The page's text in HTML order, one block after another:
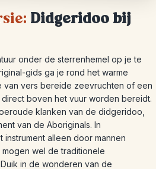
Didgeridoo bij
onder de sterrenhemel op je te
gids ga je rond het warme
van vers bereide zeevruchten of een
boven het vuur worden bereidt.
klanken van de didgeridoo,
van de Aboriginals. In
instrument alleen door mannen
wel de traditionele
in de wonderen van de